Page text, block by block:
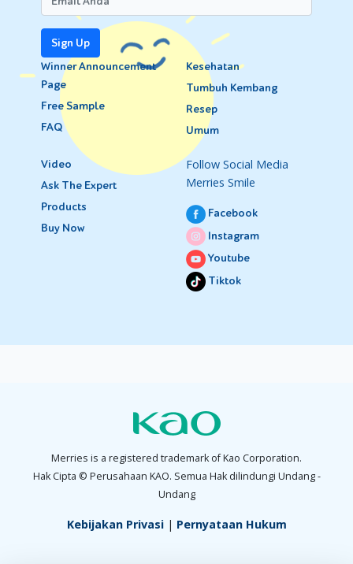
Sign Up
Winner Announcement
Page
Free Sample
FAQ
Kesehatan
Tumbuh Kembang
Resep
Umum
Video
Ask The Expert
Products
Buy Now
Follow Social Media
Merries Smile
Facebook
Instagram
Youtube
Tiktok
Merries is a registered trademark of Kao Corporation.
Hak Cipta © Perusahaan KAO. Semua Hak dilindungi Undang -
Undang
Kebijakan Privasi| Pernyataan Hukum